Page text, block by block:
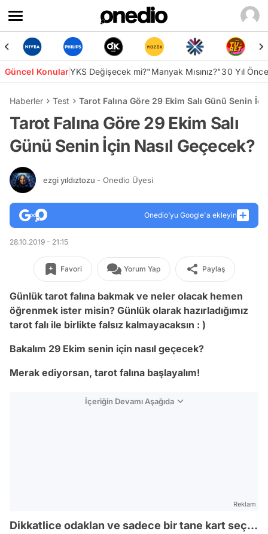
Güncel KonularYKS Değişecek mi?"Manyak Mısınız?"30 Yıl
Haberler Test Tarot Falına Göre 29 Ekim Salı Günü Senin
Tarot Falına Göre 29 Ekim Salı
Günü Senin İçin Nasıl Geçecek?
ezgi yıldıztozu - Onedio Üyesi
Onedio’yu Google'a ekleyin
28.10.2019 - 21:15
Favori Yorum Yap Paylaş
Günlük tarot falına bakmak ve neler olacak hemen
öğrenmek ister misin? Günlük olarak hazırladığımız
tarot falı ile birlikte falsız kalmayacaksın : )
Bakalım 29 Ekim senin için nasıl geçecek?
Merak ediyorsan, tarot falına başlayalım!
İçeriğin Devamı Aşağıda
Reklam
Dikkatlice odaklan ve sadece bir tane kart seç...